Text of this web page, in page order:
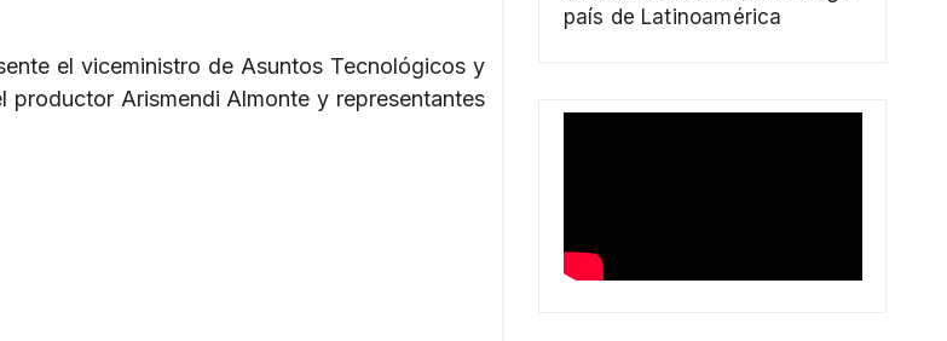
el viceministro de Asuntos Tecnológicos y
Arismendi Almonte y representantes
país de Latinoamérica